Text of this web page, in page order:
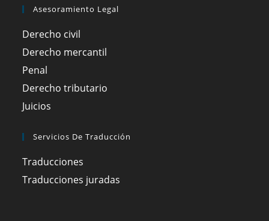
Asesoramiento Legal
Derecho civil
Derecho mercantil
Penal
Derecho tributario
Juicios
Servicios De Traducción
Traducciones
Traducciones juradas